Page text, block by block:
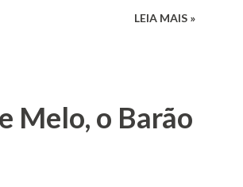
o trabalho em
No comércio foi
LEIA MAIS »
Melo, o Barão